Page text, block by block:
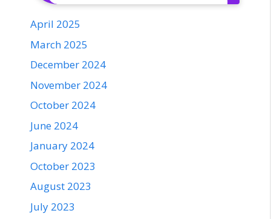
April 2025
March 2025
December 2024
November 2024
October 2024
June 2024
January 2024
October 2023
August 2023
July 2023